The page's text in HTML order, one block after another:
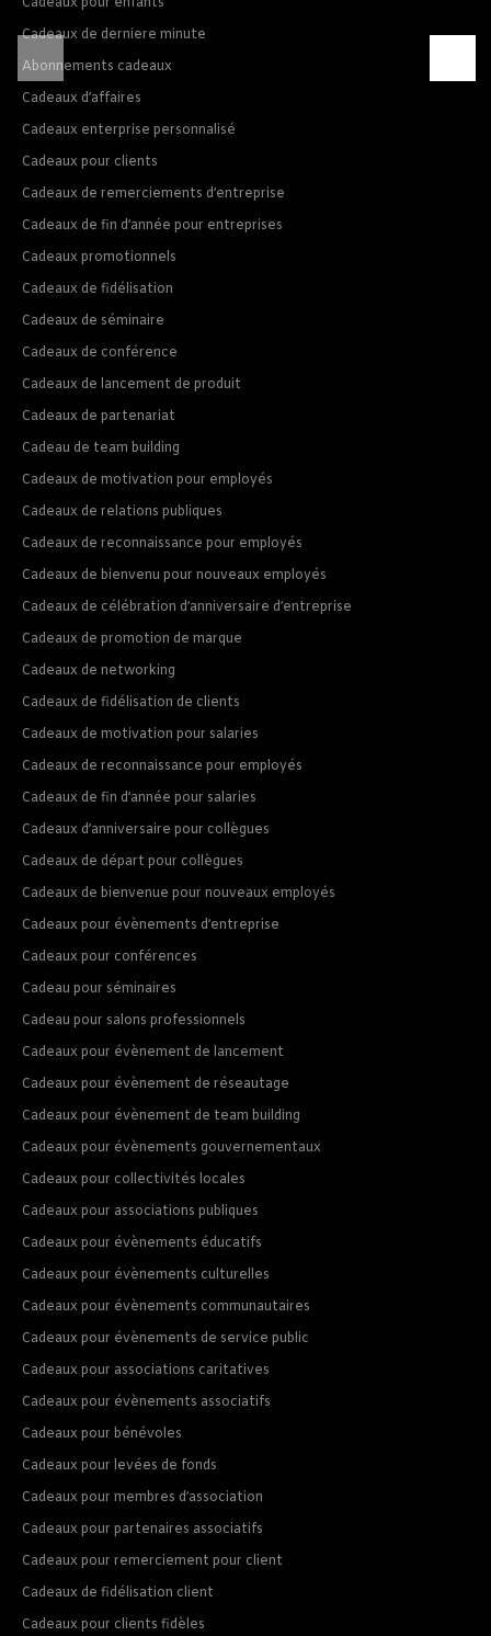
Cadeaux de derniere minute
Abonnements cadeaux
Cadeaux d’affaires
Cadeaux enterprise personnalisé
Cadeaux pour clients
Cadeaux de remerciements d’entreprise
Cadeaux de fin d’année pour entreprises
Cadeaux promotionnels
Cadeaux de fidélisation
Cadeaux de séminaire
Cadeaux de conférence
Cadeaux de lancement de produit
Cadeaux de partenariat
Cadeau de team building
Cadeaux de motivation pour employés
Cadeaux de relations publiques
Cadeaux de reconnaissance pour employés
Cadeaux de bienvenu pour nouveaux employés
Cadeaux de célébration d’anniversaire d’entreprise
Cadeaux de promotion de marque
Cadeaux de networking
Cadeaux de fidélisation de clients
Cadeaux de motivation pour salaries
Cadeaux de reconnaissance pour employés
Cadeaux de fin d’année pour salaries
Cadeaux d’anniversaire pour collègues
Cadeaux de départ pour collègues
Cadeaux de bienvenue pour nouveaux employés
Cadeaux pour évènements d’entreprise
Cadeaux pour conférences
Cadeau pour séminaires
Cadeau pour salons professionnels
Cadeaux pour évènement de lancement
Cadeaux pour évènement de réseautage
Cadeaux pour évènement de team building
Cadeaux pour évènements gouvernementaux
Cadeaux pour collectivités locales
Cadeaux pour associations publiques
Cadeaux pour évènements éducatifs
Cadeaux pour évènements culturelles
Cadeaux pour évènements communautaires
Cadeaux pour évènements de service public
Cadeaux pour associations caritatives
Cadeaux pour évènements associatifs
Cadeaux pour bénévoles
Cadeaux pour levées de fonds
Cadeaux pour membres d’association
Cadeaux pour partenaires associatifs
Cadeaux pour remerciement pour client
Cadeaux de fidélisation client
Cadeaux pour clients fidèles